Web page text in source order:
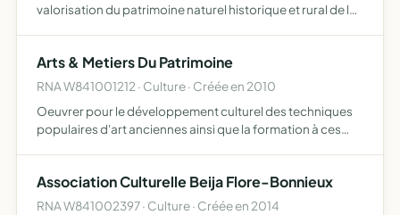
valorisation du patrimoine naturel historique et rural de la
d…
Arts & Metiers Du Patrimoine
RNA W841001212 · Culture · Créée en 2010
Oeuvrer pour le développement culturel des techniques
populaires d'art anciennes ainsi que la formation à ces
Association Culturelle Beija Flore-Bonnieux
RNA W841002397 · Culture · Créée en 2014